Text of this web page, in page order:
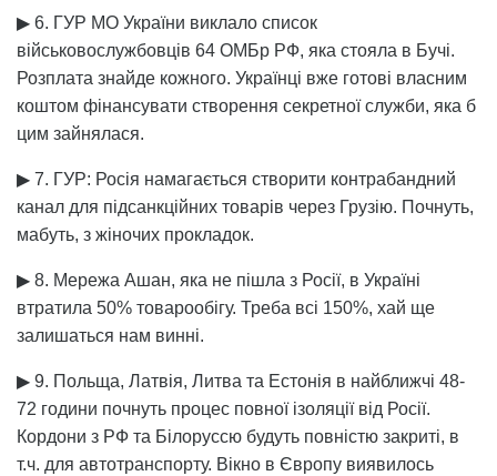
▶ 6. ГУР МО України виклало список
військовослужбовців 64 ОМБр РФ, яка стояла в Бучі.
Розплата знайде кожного. Українці вже готові власним
коштом фінансувати створення секретної служби, яка б
цим зайнялася.
▶ 7. ГУР: Росія намагається створити контрабандний
канал для підсанкційних товарів через Грузію. Почнуть,
мабуть, з жіночих прокладок.
▶ 8. Мережа Ашан, яка не пішла з Росії, в Україні
втратила 50% товарообігу. Треба всі 150%, хай ще
залишаться нам винні.
▶ 9. Польща, Латвія, Литва та Естонія в найближчі 48-
72 години почнуть процес повної ізоляції від Росії.
Кордони з РФ та Білоруссю будуть повністю закриті, в
т.ч. для автотранспорту. Вікно в Європу виявилось